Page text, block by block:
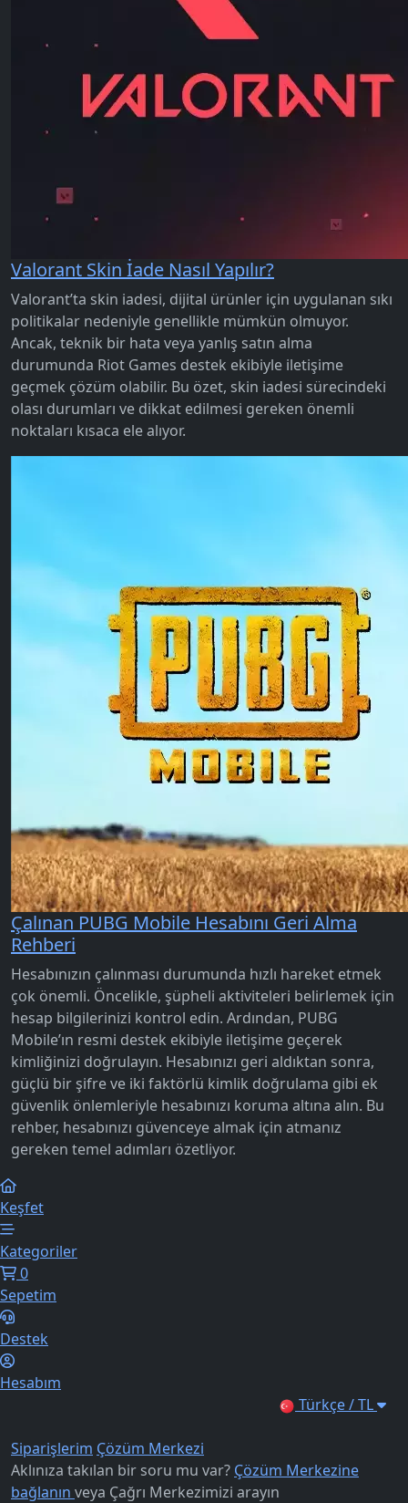
Valorant Skin İade Nasıl Yapılır?
Valorant’ta skin iadesi, dijital ürünler için uygulanan sıkı
politikalar nedeniyle genellikle mümkün olmuyor.
Ancak, teknik bir hata veya yanlış satın alma
durumunda Riot Games destek ekibiyle iletişime
geçmek çözüm olabilir. Bu özet, skin iadesi sürecindeki
olası durumları ve dikkat edilmesi gereken önemli
noktaları kısaca ele alıyor.
Çalınan PUBG Mobile Hesabını Geri Alma
Rehberi
Hesabınızın çalınması durumunda hızlı hareket etmek
çok önemli. Öncelikle, şüpheli aktiviteleri belirlemek için
hesap bilgilerinizi kontrol edin. Ardından, PUBG
Mobile’ın resmi destek ekibiyle iletişime geçerek
kimliğinizi doğrulayın. Hesabınızı geri aldıktan sonra,
güçlü bir şifre ve iki faktörlü kimlik doğrulama gibi ek
güvenlik önlemleriyle hesabınızı koruma altına alın. Bu
rehber, hesabınızı güvenceye almak için atmanız
gereken temel adımları özetliyor.
Keşfet
Kategoriler
0
Sepetim
Destek
Hesabım
Türkçe / TL
Siparişlerim Çözüm Merkezi
Aklınıza takılan bir soru mu var? Çözüm Merkezine
bağlanın veya Çağrı Merkezimizi arayın